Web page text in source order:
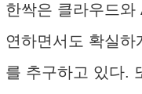
한싹은 클라우드
연하면서도 확실
를 추구하고 있다.